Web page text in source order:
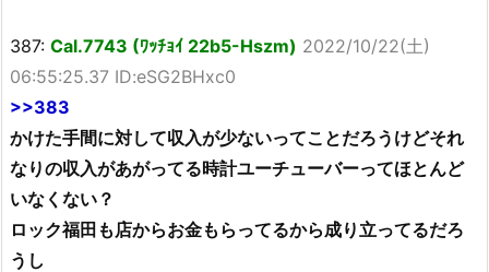
387: Cal.7743 (ﾜｯﾁｮｲ 22b5-Hszm) 2022/10/22(土)
06:55:25.37 ID:eSG2BHxc0
>>383
かけた手間に対して収入が少ないってことだろうけどそれ
なりの収入があがってる時計ユーチューバーってほとんど
いなくない？
ロック福田も店からお金もらってるから成り立ってるだろ
うし